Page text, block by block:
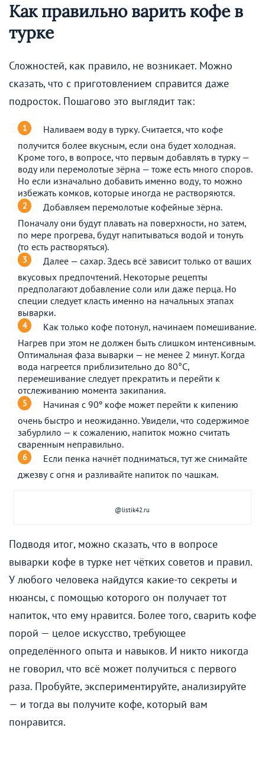
Как правильно варить кофе в
турке
Сложностей, как правило, не возникает. Можно
сказать, что с приготовлением справится даже
подросток. Пошагово это выглядит так:
Наливаем воду в турку. Считается, что кофе
получится более вкусным, если она будет холодная.
Кроме того, в вопросе, что первым добавлять в турку —
воду или перемолотые зёрна — тоже есть много споров.
Но если изначально добавить именно воду, то можно
избежать комков, которые иногда не растворяются.
Добавляем перемолотые кофейные зёрна.
Поначалу они будут плавать на поверхности, но затем,
по мере прогрева, будут напитываться водой и тонуть
(то есть растворяться).
Далее — сахар. Здесь всё зависит только от ваших
вкусовых предпочтений. Некоторые рецепты
предполагают добавление соли или даже перца. Но
специи следует класть именно на начальных этапах
выварки.
Как только кофе потонул, начинаем помешивание.
Нагрев при этом не должен быть слишком интенсивным.
Оптимальная фаза выварки — не менее 2 минут. Когда
вода нагреется приблизительно до 80°С,
перемешивание следует прекратить и перейти к
отслеживанию момента закипания.
Начиная с 90º кофе может перейти к кипению
очень быстро и неожиданно. Увидели, что содержимое
забурлило — к сожалению, напиток можно считать
сваренным неправильно.
Если пенка начнёт подниматься, тут же снимайте
джезву с огня и разливайте напиток по чашкам.
@listik42.ru
Подводя итог, можно сказать, что в вопросе
выварки кофе в турке нет чётких советов и правил.
У любого человека найдутся какие-то секреты и
нюансы, с помощью которого он получает тот
напиток, что ему нравится. Более того, сварить кофе
порой — целое искусство, требующее
определённого опыта и навыков. И никто никогда
не говорил, что всё может получиться с первого
раза. Пробуйте, экспериментируйте, анализируйте
— и тогда вы получите кофе, который вам
понравится.